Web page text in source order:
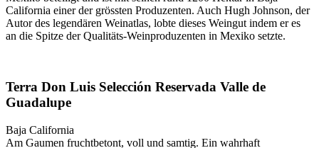
California einer der grössten Produzenten. Auch Hugh Johnson, der
Autor des legendären Weinatlas, lobte dieses Weingut indem er es
an die Spitze der Qualitäts-Weinproduzenten in Mexiko setzte.
Terra Don Luis Selección Reservada Valle de
Guadalupe
Baja California
Am Gaumen fruchtbetont, voll und samtig. Ein wahrhaft